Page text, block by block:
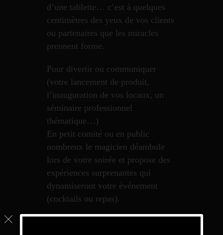
d’une tablette… c’est à quelques
centimètres des yeux de vos clients
ou partenaires que les miracles
prennent forme.
Pour divertir ou communiquer
(votre lancement de produit,
l’inauguration de vos locaux, un
séminaire professionnel
thématique…)
En petit comité ou en public
nombreux le magicien déambule
lors de votre soirée et propose des
expériences surprenantes qui
dynamiseront votre événement
(cocktails ou repas).